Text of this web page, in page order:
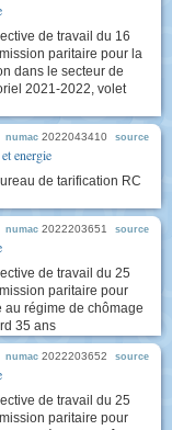
de travail du 16
paritaire pour la
dans le secteur de
2021-2022, volet
numac 2022043410 source
energie
de tarification RC
numac 2022203651 source
de travail du 25
paritaire pour
au régime de chômage
35 ans
numac 2022203652 source
de travail du 25
paritaire pour